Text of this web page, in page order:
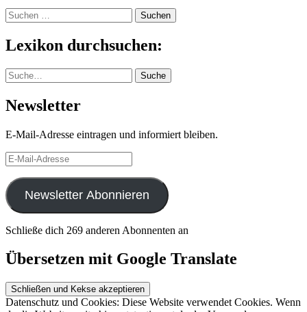
Suchen
nach:
Lexikon durchsuchen:
Suche Suche
Newsletter
E-Mail-Adresse eintragen und informiert bleiben.
E-
Mail-
Adresse
Newsletter Abonnieren
Schließe dich 269 anderen Abonnenten an
Übersetzen mit Google Translate
Datenschutz und Cookies: Diese Website verwendet Cookies. Wenn